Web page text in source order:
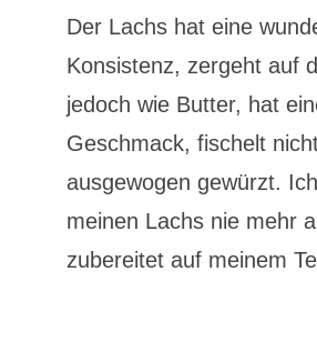
Der Lachs hat eine
Konsistenz, zergeht auf
jedoch wie Butter, hat
Geschmack, fischelt
ausgewogen gewürzt. Ich
meinen Lachs nie mehr
zubereitet auf meinem